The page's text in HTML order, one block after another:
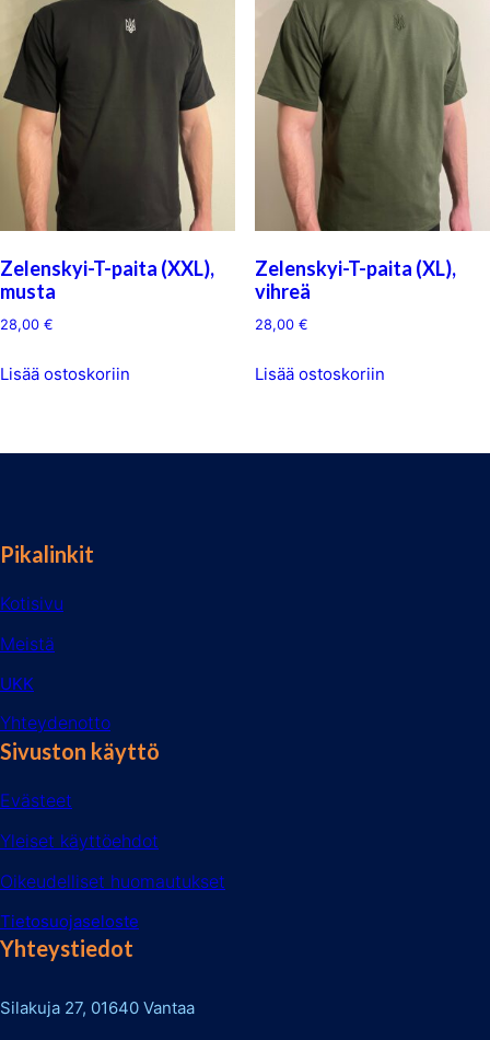
Zelenskyi-T-paita (XXL),
musta
28,00 €
Lisää ostoskoriin
Zelenskyi-T-paita (XL),
vihreä
28,00 €
Lisää ostoskoriin
Pikalinkit
Kotisivu
Meistä
UKK
Yhteydenotto
Sivuston käyttö
Evästeet
Yleiset käyttöehdot
Oikeudelliset huomautukset
Tietosuojaseloste
Yhteystiedot
Silakuja 27, 01640 Vantaa